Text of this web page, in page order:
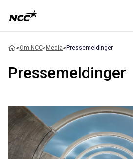
Om NCC Media Pressemeldinger
Pressemeldinger